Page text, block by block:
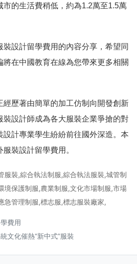
市的生活費稍低，約為1.2萬至1.5萬
裝設計留學費用的內容分享，希望同
在中國教育在線為您帶來更多相關
經歷著由簡單的加工仿制向開發創新
裝設計師成為各大服裝企業爭搶的對
設計專業學生紛紛前往國外深造。本
裝設計留學費用。
服裝,綜合執法制服,綜合執法服裝,城管制
境保護制服,農業制服,文化市場制服,市場
急管理制服,標志服,標志服裝廠家,
費用
文化催熱“新中式”服裝